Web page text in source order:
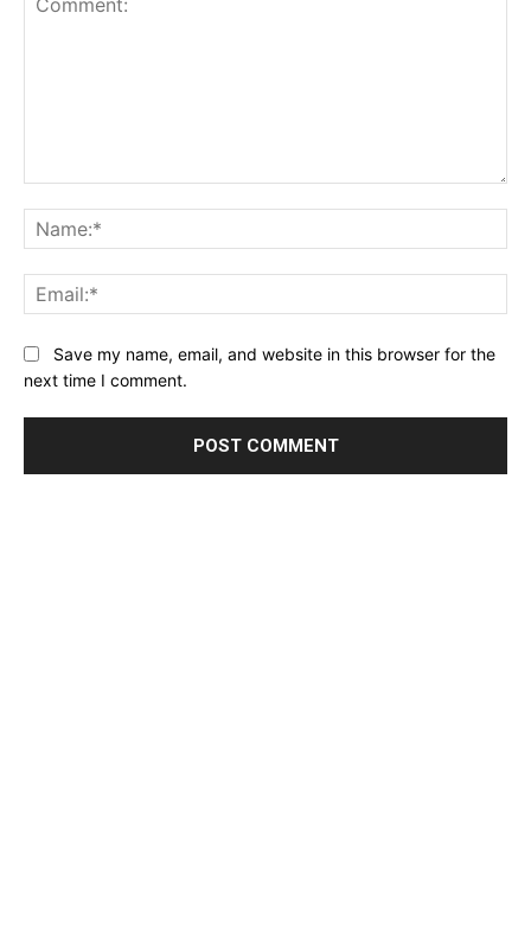
Website:Save my name, email, and website in this browser for the
next time I comment.